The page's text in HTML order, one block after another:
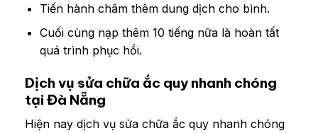
Tiến hành châm thêm dung dịch cho bình.
Cuối cùng nạp thêm 10 tiếng nữa là hoàn tất
quá trình phục hồi.
Dịch vụ sửa chữa ắc quy nhanh chóng
tại Đà Nẵng
Hiện nay dịch vụ sửa chữa ắc quy nhanh chóng